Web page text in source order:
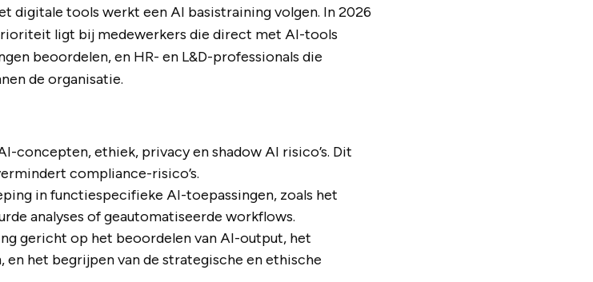
digitale tools werkt een AI basistraining volgen. In 2026
ligt bij medewerkers die direct met AI-tools
beoordelen, en HR- en L&D-professionals die
de organisatie.
concepten, ethiek, privacy en shadow AI risico’s. Dit
compliance-risico’s.
in functiespecifieke AI-toepassingen, zoals het
analyses of geautomatiseerde workflows.
gericht op het beoordelen van AI-output, het
en het begrijpen van de strategische en ethische